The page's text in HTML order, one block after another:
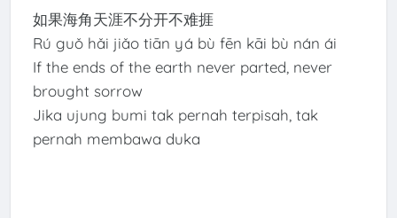
如果海角天涯不分开不难捱
Rú guǒ hǎi jiǎo tiān yá bù fēn kāi bù nán ái
If the ends of the earth never parted, never
brought sorrow
Jika ujung bumi tak pernah terpisah, tak
pernah membawa duka